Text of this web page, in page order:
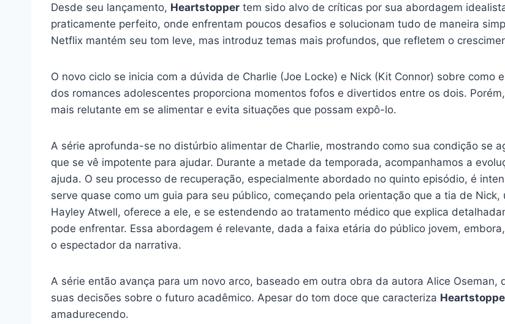
Desde seu lançamento, Heartstopper tem sido alvo de críticas por sua abordagem
praticamente perfeito, onde enfrentam poucos desafios e solucionam tudo de maneira
Netflix mantém seu tom leve, mas introduz temas mais profundos, que refletem o
O novo ciclo se inicia com a dúvida de Charlie (Joe Locke) e Nick (Kit Connor) sobre como
dos romances adolescentes proporciona momentos fofos e divertidos entre os dois.
mais relutante em se alimentar e evita situações que possam expô-lo.
A série aprofunda-se no distúrbio alimentar de Charlie, mostrando como sua condição se
que se vê impotente para ajudar. Durante a metade da temporada, acompanhamos a
ajuda. O seu processo de recuperação, especialmente abordado no quinto episódio, é
serve quase como um guia para seu público, começando pela orientação que a tia de
Hayley Atwell, oferece a ele, e se estendendo ao tratamento médico que explica
pode enfrentar. Essa abordagem é relevante, dada a faixa etária do público jovem,
o espectador da narrativa.
A série então avança para um novo arco, baseado em outra obra da autora Alice Oseman,
suas decisões sobre o futuro acadêmico. Apesar do tom doce que caracteriza
amadurecendo.